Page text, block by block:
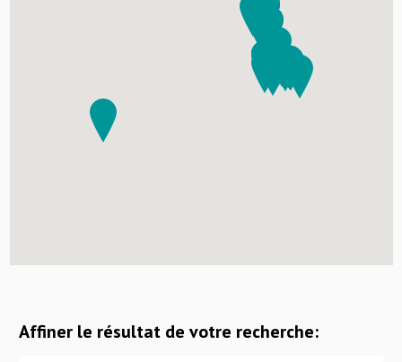
Affiner le résultat de votre recherche: